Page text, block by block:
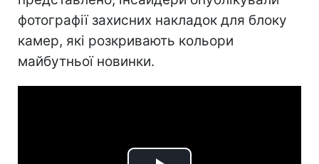
фотографії захисних накладок для блоку
камер, які розкривають кольори
майбутньої новинки.